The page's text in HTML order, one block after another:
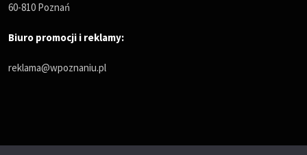
60-810 Poznań
Biuro promocji i reklamy:
reklama@wpoznaniu.pl